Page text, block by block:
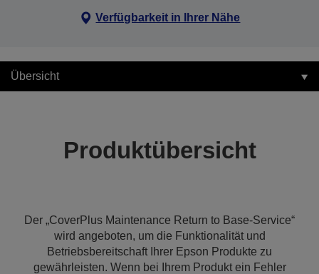
Verfügbarkeit in Ihrer Nähe
Übersicht
Produktübersicht
Der „CoverPlus Maintenance Return to Base-Service“
wird angeboten, um die Funktionalität und
Betriebsbereitschaft Ihrer Epson Produkte zu
gewährleisten. Wenn bei Ihrem Produkt ein Fehler